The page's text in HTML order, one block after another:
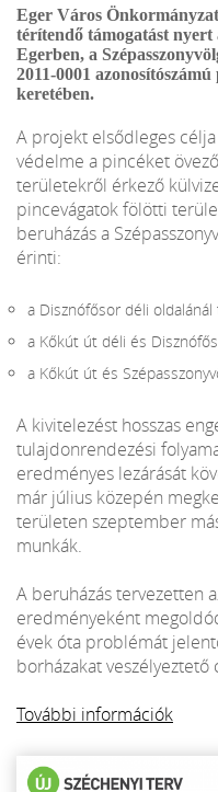
Eger Város
térítendő támogatást nyert
Egerben, a
2011-0001
keretében.
A projekt elsődleges
védelme a pincéket
területekről érkező
pincevágatok fölötti
beruházás a
érinti:
a Disznófősor déli
a Kőkút út déli és
a Kőkút út és
A kivitelezést hosszas
tulajdonrendezési
eredményes lezárását
már július közepén
területen szeptember
munkák.
A beruházás tervezetten
eredményeként
évek óta problémát
borházakat veszélyeztető
További információk